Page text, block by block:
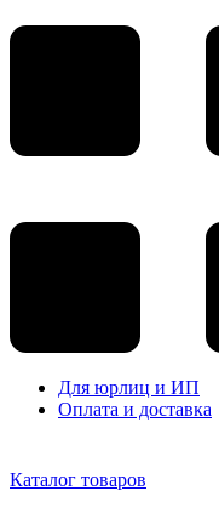
Для юрлиц и ИП
Оплата и доставка
Каталог товаров